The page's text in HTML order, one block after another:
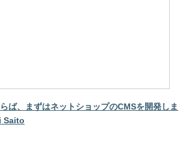
ば、まずはネットショップのCMSを開発しま
Saito